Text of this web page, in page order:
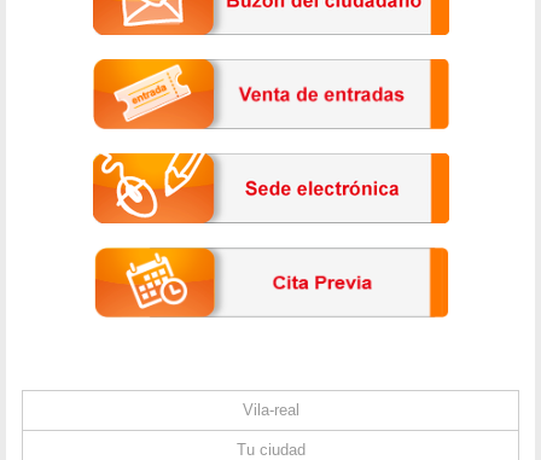
Vila-real
Tu ciudad